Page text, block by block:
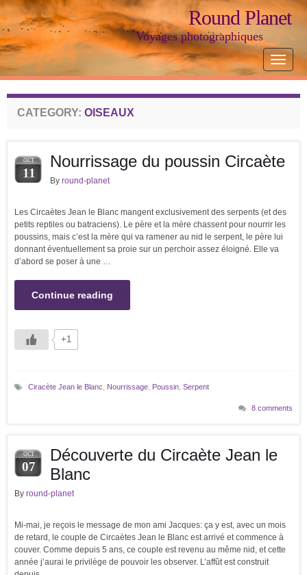
Toggle
Round Planet
Voyages photographiques
CATEGORY: OISEAUX
OCT
11
Nourrissage du poussin Circaète
By round-planet
Les Circaètes Jean le Blanc mangent exclusivement des serpents (et des
petits reptiles ou batraciens). Le père et la mère chassent pour nourrir les
poussins, mais c’est la mère qui va ramener au nid le serpent, le père lui
donnant éventuellement sa proie sur un perchoir assez éloigné. Elle va
d’abord se poser à une …
Continue reading
+1
Ciracète Jean le Blanc Nourrissage Poussin Serpent
8 comments
OCT
07
Découverte du Circaète Jean le
Blanc
By round-planet
Mi-mai, je reçois le message de mon ami Jacques: ça y est, avec un mois
de retard, le couple de Circaètes Jean le Blanc est arrivé et commence à
couver. Comme depuis 5 ans, ce couple est revenu au même nid, et cette
année j’aurai le privilège de pouvoir les observer. L’affût est construit